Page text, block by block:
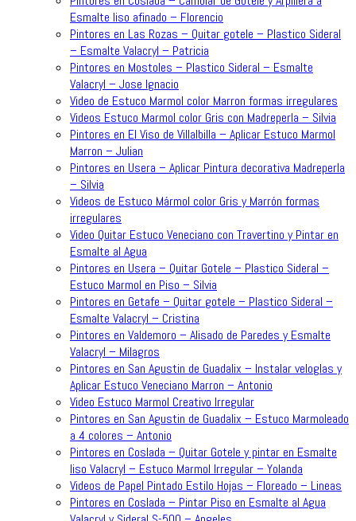
Esmalte liso afinado – Florencio
Pintores en Las Rozas – Quitar gotele – Plastico Sideral
– Esmalte Valacryl – Patricia
Pintores en Mostoles – Plastico Sideral – Esmalte
Valacryl – Jose Ignacio
Video de Estuco Marmol color Marron formas irregulares
Videos Estuco Marmol color Gris con Madreperla – Silvia
Pintores en El Viso de Villalbilla – Aplicar Estuco Marmol
Marron – Julian
Pintores en Usera – Aplicar Pintura decorativa Madreperla
– Silvia
Videos de Estuco Mármol color Gris y Marrón formas
irregulares
Video Quitar Estuco Veneciano con Travertino y Pintar en
Esmalte al Agua
Pintores en Usera – Quitar Gotele – Plastico Sideral –
Estuco Marmol en Piso – Silvia
Pintores en Getafe – Quitar gotele – Plastico Sideral –
Esmalte Valacryl – Cristina
Pintores en Valdemoro – Alisado de Paredes y Esmalte
Valacryl – Milagros
Pintores en San Agustin de Guadalix – Instalar veloglas y
Aplicar Estuco Veneciano Marron – Antonio
Video Estuco Marmol Creativo Irregular
Pintores en San Agustin de Guadalix – Estuco Marmoleado
a 4 colores – Antonio
Pintores en Coslada – Quitar Gotele y pintar en Esmalte
liso Valacryl – Estuco Marmol Irregular – Yolanda
Videos de Papel Pintado Estilo Hojas – Floreado – Lineas
Pintores en Coslada – Pintar Piso en Esmalte al Agua